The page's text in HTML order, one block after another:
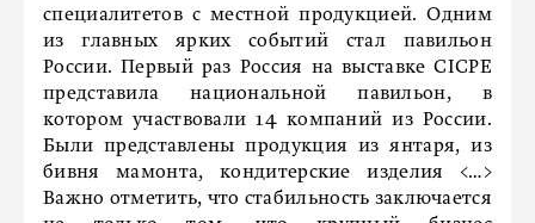
специалитетов с местной продукцией. Одним
из главных ярких событий стал павильон
России. Первый раз Россия на выставке CICPE
представила национальной павильон, в
котором участвовали 14 компаний из России.
Были представлены продукция из янтаря, из
бивня мамонта, кондитерские изделия <…>
Важно отметить, что стабильность заключается